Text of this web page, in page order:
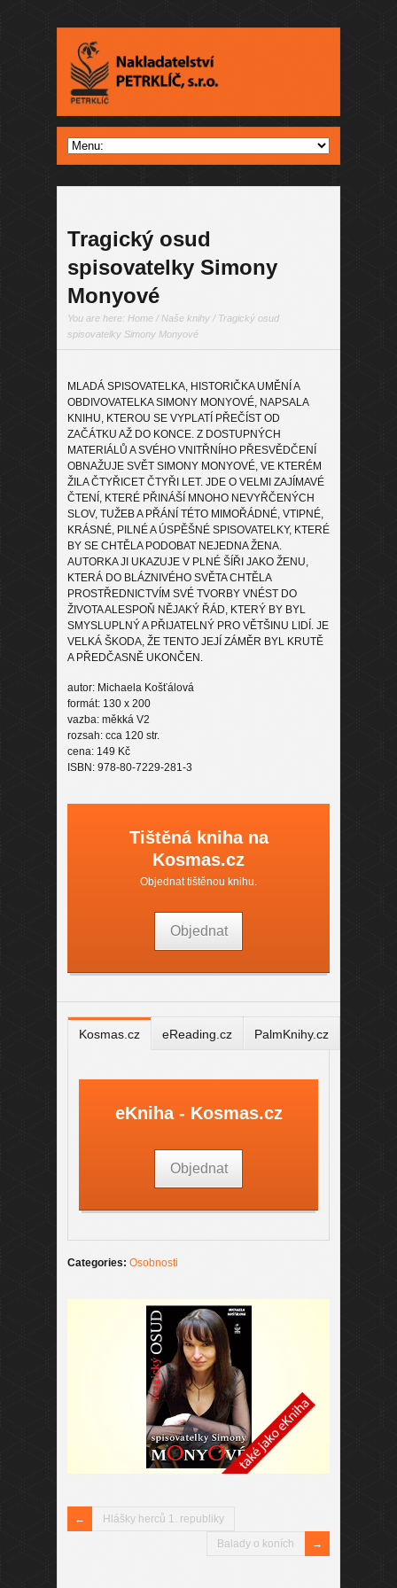
Tragický osud
spisovatelky Simony
Monyové
You are here: Home / Naše knihy / Tragický osud
spisovatelky Simony Monyové
MLADÁ SPISOVATELKA, HISTORIČKA UMĚNÍ A
OBDIVOVATELKA SIMONY MONYOVÉ, NAPSALA
KNIHU, KTEROU SE VYPLATÍ PŘEČÍST OD
ZAČÁTKU AŽ DO KONCE. Z DOSTUPNÝCH
MATERIÁLŮ A SVÉHO VNITŘNÍHO PŘESVĚDČENÍ
OBNAŽUJE SVĚT SIMONY MONYOVÉ, VE KTERÉM
ŽILA ČTYŘICET ČTYŘI LET. JDE O VELMI ZAJÍMAVÉ
ČTENÍ, KTERÉ PŘINÁŠÍ MNOHO NEVYŘČENÝCH
SLOV, TUŽEB A PŘÁNÍ TÉTO MIMOŘÁDNÉ, VTIPNÉ,
KRÁSNÉ, PILNÉ A ÚSPĚŠNÉ SPISOVATELKY, KTERÉ
BY SE CHTĚLA PODOBAT NEJEDNA ŽENA.
AUTORKA JI UKAZUJE V PLNÉ ŠÍŘI JAKO ŽENU,
KTERÁ DO BLÁZNIVÉHO SVĚTA CHTĚLA
PROSTŘEDNICTVÍM SVÉ TVORBY VNÉST DO
ŽIVOTA ALESPOŇ NĚJAKÝ ŘÁD, KTERÝ BY BYL
SMYSLUPLNÝ A PŘIJATELNÝ PRO VĚTŠINU LIDÍ. JE
VELKÁ ŠKODA, ŽE TENTO JEJÍ ZÁMĚR BYL KRUTĚ
A PŘEDČASNĚ UKONČEN.
autor: Michaela Košťálová
formát: 130 x 200
vazba: měkká V2
rozsah: cca 120 str.
cena: 149 Kč
ISBN: 978-80-7229-281-3
Tištěná kniha na
Kosmas.cz
Objednat tištěnou knihu.
Objednat
Kosmas.cz eReading.cz PalmKnihy.cz
eKniha - Kosmas.cz
Objednat
Categories: Osobnosti
Hlášky herců 1. republiky
Balady o koních